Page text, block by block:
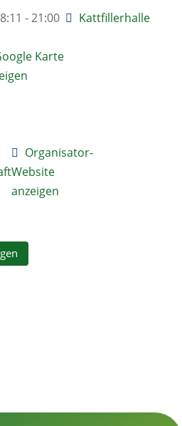
- 21:00 Kattfillerhalle
Karte
Organisator-
Website
anzeigen